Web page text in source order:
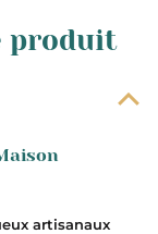
produit
artisanaux